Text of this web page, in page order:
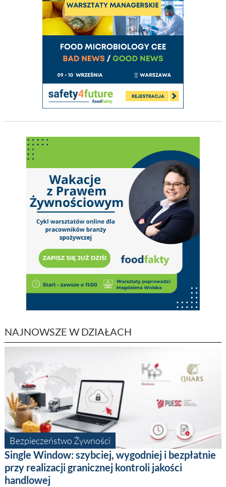
NAJNOWSZE W DZIAŁACH
Bezpieczeństwo Żywności
Single Window: szybciej, wygodniej i bezpłatnie
przy realizacji granicznej kontroli jakości
handlowej